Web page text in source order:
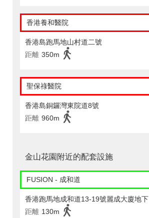
香港養和醫院
香港島跑馬地山村道二號
距離 350m
聖保祿醫院
香港島銅鑼灣東院道8號
距離 960m
金山花園附近的配套設施
FUSION - 成和道
香港跑馬地成和道13-19號麗成大廈地下
距離 130m